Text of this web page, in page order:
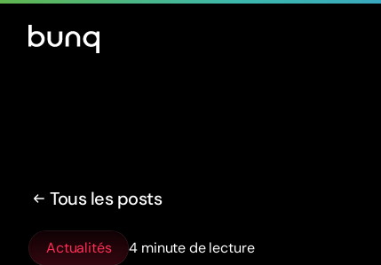
Tous les posts
Actualités 4 minute de lecture